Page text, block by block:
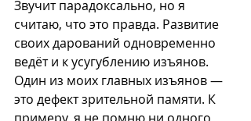
Звучит парадоксально, но я
считаю, что это правда. Развитие
своих дарований одновременно
ведёт и к усугублению изъянов.
Один из моих главных изъянов —
это дефект зрительной памяти. К